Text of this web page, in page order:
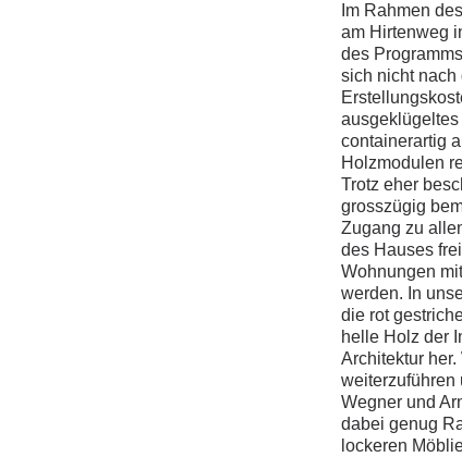
Im Rahmen
am Hirtenweg
des Programms
sich nicht nach
containerartig
Holzmodulen
Trotz eher
grosszügig
Zugang zu
des Hauses
Wohnungen
werden. In
die rot
helle Holz der
Architektur
weiterzuführen
Wegner und
dabei genug
lockeren